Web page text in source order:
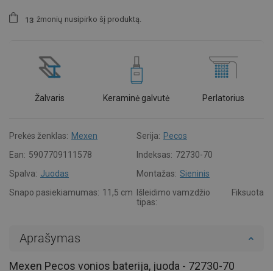
1 3 žmonių nusipirko šį produktą.
Žalvaris Keraminė galvutė Perlatorius
Prekės ženklas: Mexen Serija: Pecos
Ean: 5907709111578 Indeksas: 72730-70
Spalva: Juodas Montažas: Sieninis
Snapo pasiekiamumas: 11,5 cm
Išleidimo vamzdžio
tipas:
Fiksuota
Aprašymas
Mexen Pecos vonios baterija, juoda - 72730-70